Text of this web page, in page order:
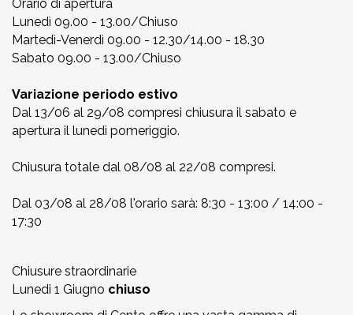
Orario di apertura
Lunedì 09.00 - 13.00/Chiuso
Martedì-Venerdì 09.00 - 12.30/14.00 - 18.30
Sabato 09.00 - 13.00/Chiuso
Variazione periodo estivo
Dal 13/06 al 29/08 compresi chiusura il sabato e
apertura il lunedì pomeriggio.
Chiusura totale dal 08/08 al 22/08 compresi.
Dal 03/08 al 28/08 l'orario sarà: 8:30 - 13:00 / 14:00 -
17:30
Chiusure straordinarie
Lunedi 1 Giugno chiuso